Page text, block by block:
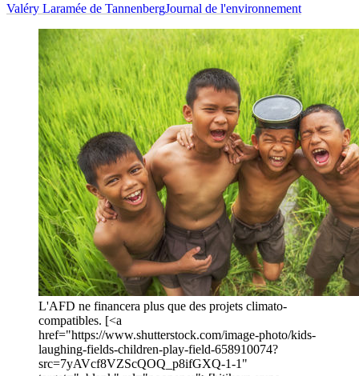
Valéry Laramée de TannenbergJournal de l'environnement
L'AFD ne financera plus que des projets climato-
compatibles. [<a
href="https://www.shutterstock.com/image-photo/kids-
laughing-fields-children-play-field-658910074?
src=7yAVcf8VZScQOQ_p8ifGXQ-1-1"